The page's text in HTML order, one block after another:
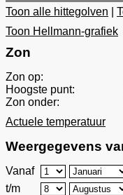
Toon alle hittegolven
Toon Hellmann-grafiek
Zon
Zon op:
Hoogste punt:
Zon onder:
Actuele temperatuur
Weergegevens
Vanaf
t/m